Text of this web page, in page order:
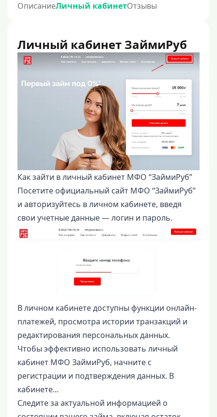
ОписаниеЛичный кабинетОтзывы
Личный кабинет ЗаймиРуб
Как зайти в личный кабинет МФО “ЗаймиРуб”
Посетите официальный сайт МФО “ЗаймиРуб”
и авторизуйтесь в личном кабинете, введя
свои учетные данные — логин и пароль.
В личном кабинете доступны функции онлайн-
платежей, просмотра истории транзакций и
редактирования персональных данных.
Чтобы эффективно использовать личный
кабинет МФО ЗаймиРуб, начните с
регистрации и подтверждения данных. В
кабинете...
Следите за актуальной информацией о